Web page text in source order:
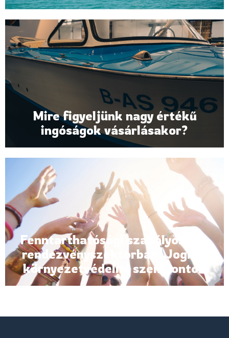
Mire figyeljünk nagy értékű
ingóságok vásárlásakor?
Fenntarthatósági szabályozás a
rendezvényszektorban: Jogi és
környezetvédelmi szempontok